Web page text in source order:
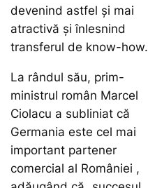
devenind astfel şi mai
atractivă și înlesnind
transferul de know-how.
La rândul său, prim-
ministrul român Marcel
Ciolacu a subliniat că
Germania este cel mai
important partener
comercial al României ,